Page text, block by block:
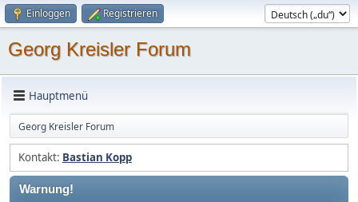
Einloggen Registrieren
Georg Kreisler Forum
Hauptmenü
Georg Kreisler Forum
Kontakt: Bastian Kopp
Warnung!